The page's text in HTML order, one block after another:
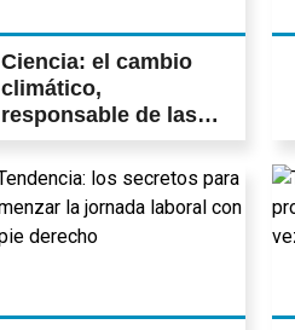
Ciencia: el cambio
climático,
responsable de las
nevadas históricas
en EE UU